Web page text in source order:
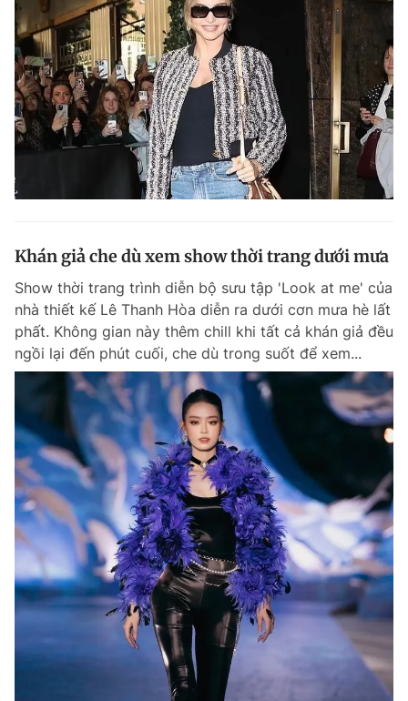
Khán giả che dù xem show thời trang dưới mưa
Show thời trang trình diễn bộ sưu tập 'Look at me' của
nhà thiết kế Lê Thanh Hòa diễn ra dưới cơn mưa hè lất
phất. Không gian này thêm chill khi tất cả khán giả đều
ngồi lại đến phút cuối, che dù trong suốt để xem...